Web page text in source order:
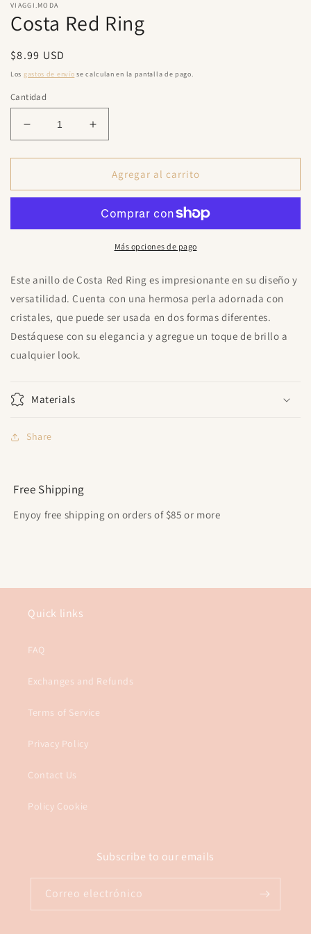
una
ventana
modal
VIAGGI.MODA
Costa Red Ring
Precio
habitual
$8.99 USD
Los gastos de envío se calculan en la pantalla de pago.
Cantidad
Reducir
cantidad
para
Red
Aumentar
cantidad
para
Costa
Red
Agregar al carrito
Más opciones de pago
Este anillo de Costa Red Ring es impresionante en su diseño y
versatilidad. Cuenta con una hermosa perla adornada con
cristales, que puede ser usada en dos formas diferentes.
Destáquese con su elegancia y agregue un toque de brillo a
cualquier look.
Materials
Share
Free Shipping
Enyoy free shipping on orders of $85 or more
Quick links
FAQ
Exchanges and Refunds
Terms of Service
Privacy Policy
Contact Us
Policy Cookie
Subscribe to our emails
Correo electrónico